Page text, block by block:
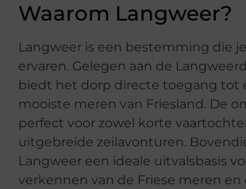
Waarom Langweer?
Langweer is een bestemming die
ervaren. Gelegen aan de
biedt het dorp directe toegang tot
mooiste meren van Friesland. De
perfect voor zowel korte
uitgebreide zeilavonturen.
Langweer een ideale uitvalsbasis
verkennen van de Friese meren en